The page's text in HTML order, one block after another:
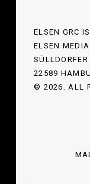
ELSEN GRC
ELSEN
22589
© 2026 . ALL